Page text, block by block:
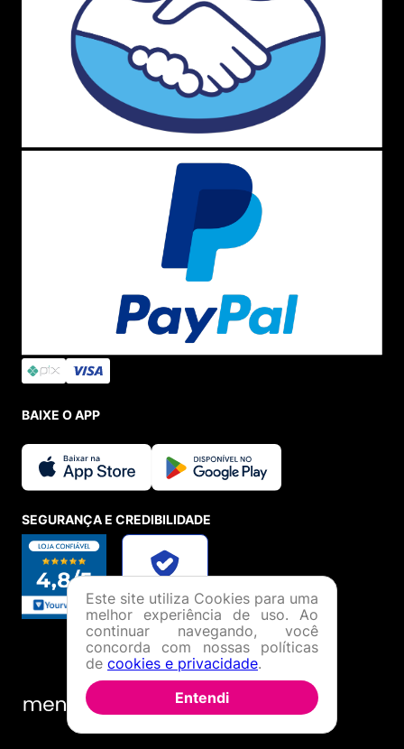
BAIXE O APP
SEGURANÇA E CREDIBILIDADE
Este site utiliza Cookies para uma
melhor experiência de uso. Ao
continuar navegando, você
concorda com nossas políticas
de cookies e privacidade.
Entendi